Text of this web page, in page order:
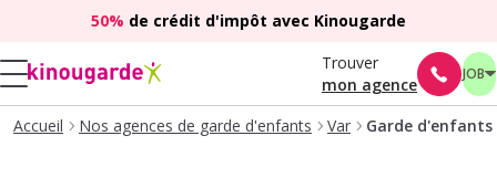
50% de crédit d'impôt avec Kinougarde
Trouver
mon agence
JOB
Accueil Nos agences de garde d'enfants Var Garde